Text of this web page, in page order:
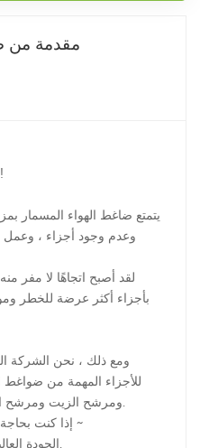
مقدمة من
دعنا نواصل معرفتنا من آخر مرة!
يتمتع ضاغط الهواء المسمار
وعدم وجود أجزاء ،
لقد أصبح اتجاهًا لا مفر
بأجزاء أكثر عرضة للخطر
ومع ذلك ، نحن الشركة
للأجزاء المهمة من
ومرشح الزيت ومرشح الهواء وعناصر المرشح الأخرى.
إذا كنت بحاجة ، فقد ترغب في استشارةنا لفهم ~